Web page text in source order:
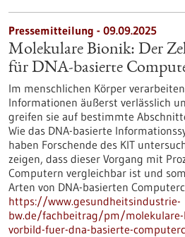
Pressemitteilung - 09.09.2025
Molekulare Bionik: Der
für DNA-basierte
Im menschlichen Körper
Informationen äußerst verlässlich
greifen sie auf bestimmte
Wie das DNA-basierte
haben Forschende des KIT
zeigen, dass dieser Vorgang mit
Computern vergleichbar ist und
Arten von DNA-basierten
https://www.gesundheitsindustrie-
bw.de/fachbeitrag/pm/molekulare-
vorbild-fuer-dna-basierte-